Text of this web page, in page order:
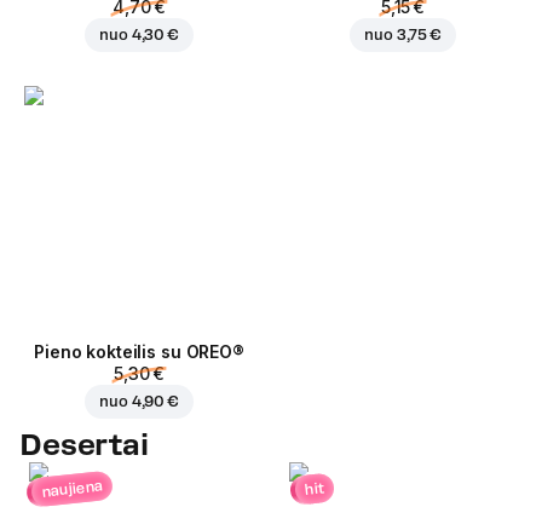
4,70 €
nuo 4,30 €
5,15 €
nuo 3,75 €
Pieno kokteilis su OREO®
5,30 €
nuo 4,90 €
Desertai
naujiena hit